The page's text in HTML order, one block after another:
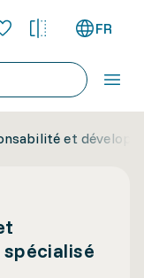
FR
et